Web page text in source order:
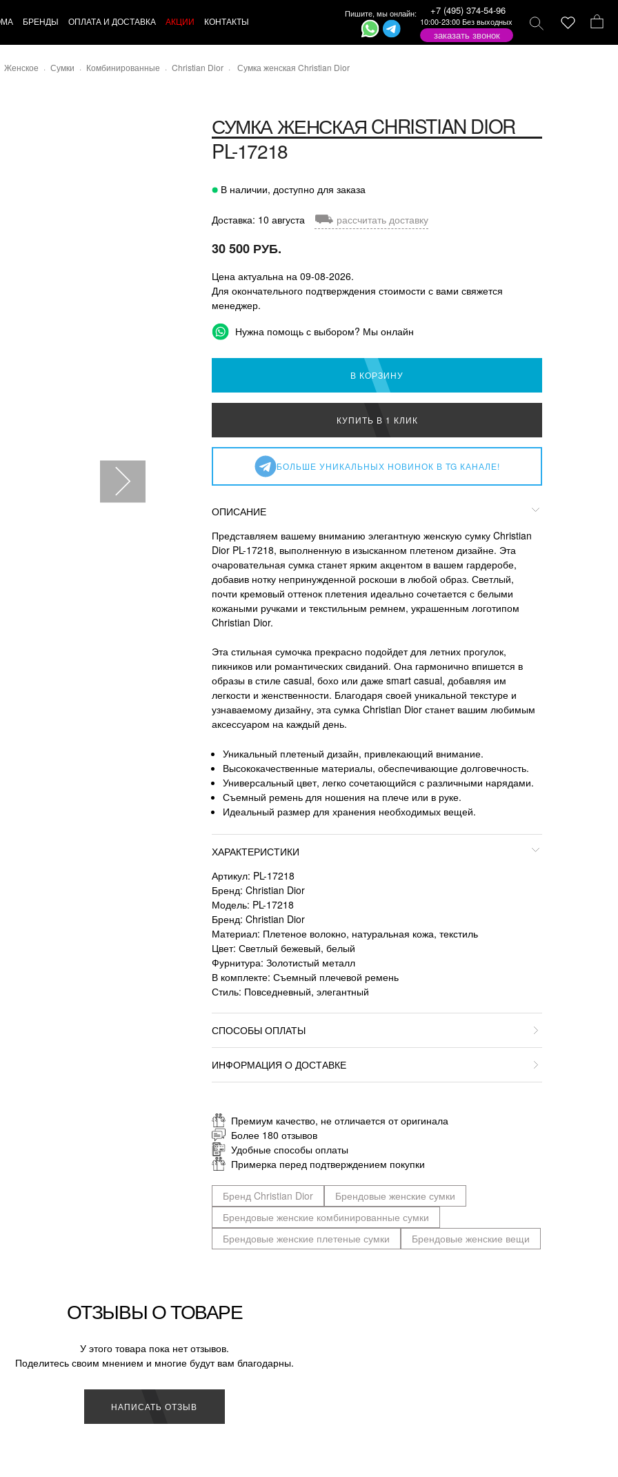
БРЕНДЫ ОПЛАТА И ДОСТАВКА АКЦИИ КОНТАКТЫ
Пишите, мы онлайн: +7 (495) 374-54-96
10:00-23:00 Без выходных
заказать звонок
Женское Сумки Комбинированные Christian Dior Сумка женская Christian Dior
СУМКА ЖЕНСКАЯ CHRISTIAN DIOR
PL-17218
В наличии, доступно для заказа
Доставка: 10 августа ⛟ рассчитать доставку
30 500 РУБ.
Цена актуальна на 09-08-2026.
Для окончательного подтверждения стоимости с вами свяжется
менеджер.
Нужна помощь с выбором? Мы онлайн
В КОРЗИНУ
КУПИТЬ В 1 КЛИК
БОЛЬШЕ УНИКАЛЬНЫХ НОВИНОК В TG КАНАЛЕ!
ОПИСАНИЕ
Представляем вашему вниманию элегантную женскую сумку Christian
Dior PL-17218, выполненную в изысканном плетеном дизайне. Эта
очаровательная сумка станет ярким акцентом в вашем гардеробе,
добавив нотку непринужденной роскоши в любой образ. Светлый,
почти кремовый оттенок плетения идеально сочетается с белыми
кожаными ручками и текстильным ремнем, украшенным логотипом
Christian Dior.
Эта стильная сумочка прекрасно подойдет для летних прогулок,
пикников или романтических свиданий. Она гармонично впишется в
образы в стиле casual, бохо или даже smart casual, добавляя им
легкости и женственности. Благодаря своей уникальной текстуре и
узнаваемому дизайну, эта сумка Christian Dior станет вашим любимым
аксессуаром на каждый день.
Уникальный плетеный дизайн, привлекающий внимание.
Высококачественные материалы, обеспечивающие долговечность.
Универсальный цвет, легко сочетающийся с различными нарядами.
Съемный ремень для ношения на плече или в руке.
Идеальный размер для хранения необходимых вещей.
ХАРАКТЕРИСТИКИ
Артикул: PL-17218
Бренд: Christian Dior
Модель: PL-17218
Бренд: Christian Dior
Материал: Плетеное волокно, натуральная кожа, текстиль
Цвет: Светлый бежевый, белый
Фурнитура: Золотистый металл
В комплекте: Съемный плечевой ремень
Стиль: Повседневный, элегантный
СПОСОБЫ ОПЛАТЫ
ИНФОРМАЦИЯ О ДОСТАВКЕ
Премиум качество, не отличается от оригинала
Более 180 отзывов
Удобные способы оплаты
Примерка перед подтверждением покупки
Бренд Christian Dior
Брендовые женские сумки
Брендовые женские комбинированные сумки
Брендовые женские плетеные сумки
Брендовые женские вещи
ОТЗЫВЫ О ТОВАРЕ
У этого товара пока нет отзывов.
Поделитесь своим мнением и многие будут вам благодарны.
НАПИСАТЬ ОТЗЫВ